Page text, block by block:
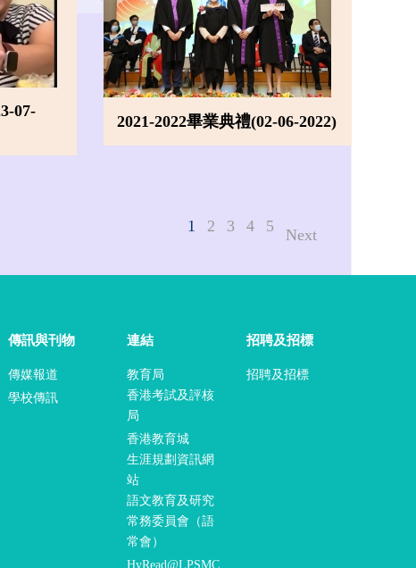
07-
2021-2022畢業典禮(02-06-2022)
1 2 3 4 5 Next
傳訊與刊物
傳媒報道
學校傳訊
連結
教育局
香港考試及評核
局
香港教育城
生涯規劃資訊網
站
語文教育及研究
常務委員會（語
常會）
HyRead@LPSMC
招聘及招標
招聘及招標